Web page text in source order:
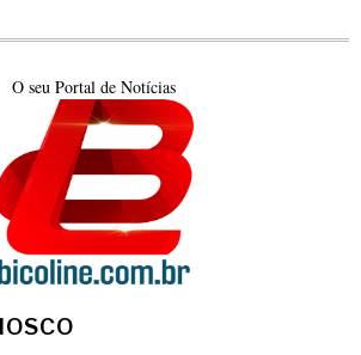
O seu Portal de Notícias